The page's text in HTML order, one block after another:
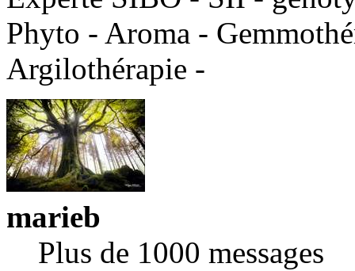
Phyto - Aroma -
Argilothérapie -
marieb
Plus de 1000 messages